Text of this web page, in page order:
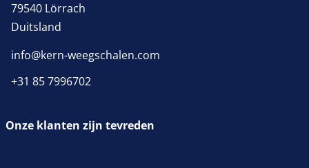
79540 Lörrach
Duitsland
info@kern-weegschalen.com
+31 85 7996702
Onze klanten zijn tevreden